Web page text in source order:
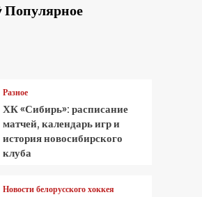
Популярное
Разное
ХК «Сибирь»: расписание
матчей, календарь игр и
история новосибирского
клуба
Новости белорусского хоккея